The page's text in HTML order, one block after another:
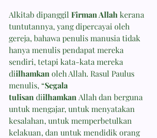
Alkitab dipanggil Firman Allah kerana
tuntutannya, yang dipercayai oleh
gereja, bahawa penulis manusia tidak
hanya menulis pendapat mereka
sendiri, tetapi kata-kata mereka
diilhamkan oleh Allah. Rasul Paulus
menulis, “Segala
tulisan diilhamkan Allah dan berguna
untuk mengajar, untuk menyatakan
kesalahan, untuk memperbetulkan
kelakuan, dan untuk mendidik orang